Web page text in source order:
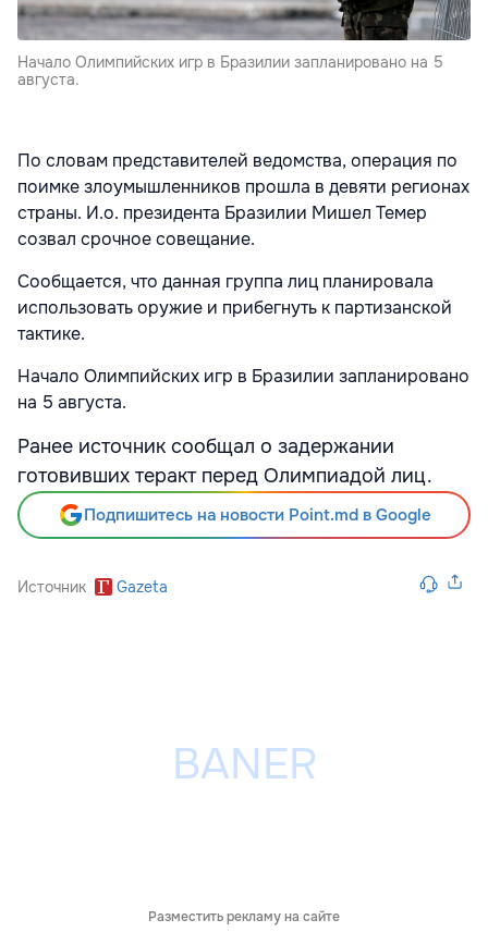
Начало Олимпийских игр в Бразилии запланировано на 5
августа.
По словам представителей ведомства, операция по
поимке злоумышленников прошла в девяти регионах
страны. И.о. президента Бразилии Мишел Темер
созвал срочное совещание.
Сообщается, что данная группа лиц планировала
использовать оружие и прибегнуть к партизанской
тактике.
Начало Олимпийских игр в Бразилии запланировано
на 5 августа.
Ранее источник сообщал о задержании
готовивших теракт перед Олимпиадой лиц.
Подпишитесь на новости Point.md в Google
Источник Gazeta
Разместить рекламу на сайте